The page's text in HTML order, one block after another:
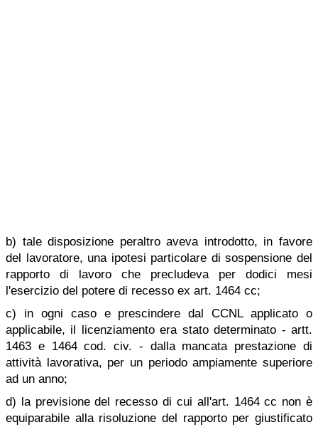
b) tale disposizione peraltro aveva introdotto, in favore
del lavoratore, una ipotesi particolare di sospensione del
rapporto di lavoro che precludeva per dodici mesi
l'esercizio del potere di recesso ex art. 1464 cc;
c) in ogni caso e prescindere dal CCNL applicato o
applicabile, il licenziamento era stato determinato - artt.
1463 e 1464 cod. civ. - dalla mancata prestazione di
attività lavorativa, per un periodo ampiamente superiore
ad un anno;
d) la previsione del recesso di cui all'art. 1464 cc non è
equiparabile alla risoluzione del rapporto per giustificato